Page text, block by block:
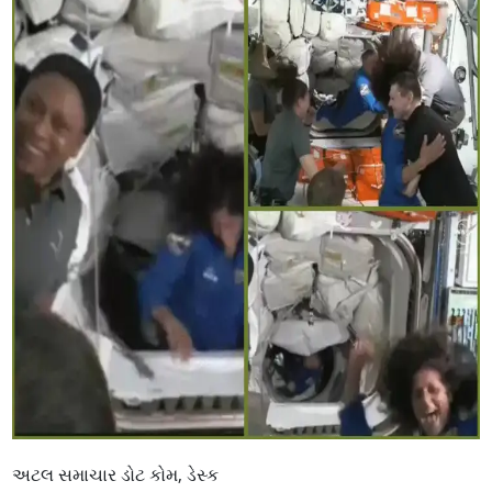
અટલ સમાચાર ડોટ કોમ, ડેસ્ક